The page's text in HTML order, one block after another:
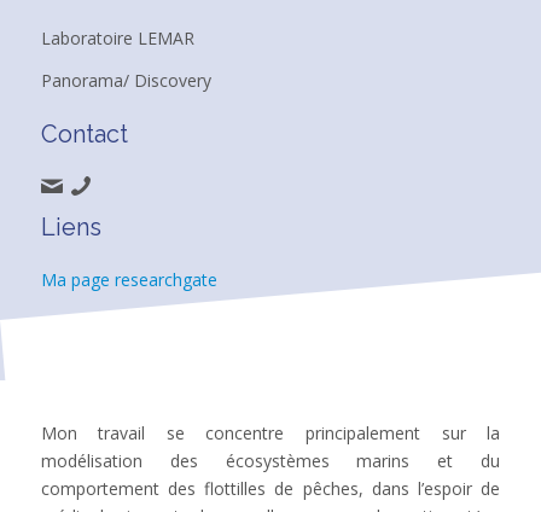
Laboratoire LEMAR
Panorama/ Discovery
Contact
Liens
Ma page researchgate
Mon travail se concentre principalement sur la
modélisation des écosystèmes marins et du
comportement des flottilles de pêches, dans l’espoir de